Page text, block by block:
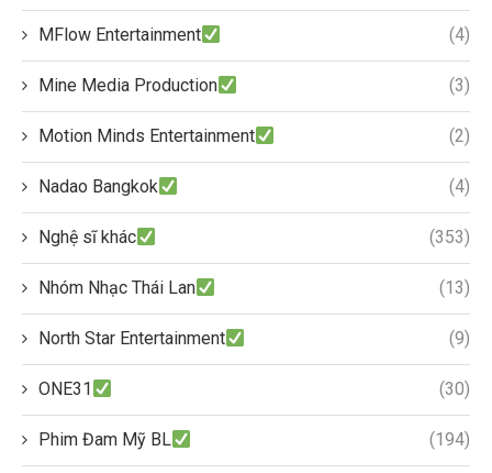
MFlow Entertainment (4)
Mine Media Production (3)
Motion Minds Entertainment (2)
Nadao Bangkok (4)
Nghệ sĩ khác (353)
Nhóm Nhạc Thái Lan (13)
North Star Entertainment (9)
ONE31 (30)
Phim Đam Mỹ BL (194)